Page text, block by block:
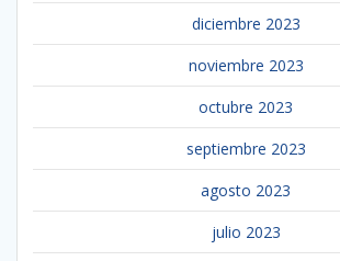
diciembre 2023
noviembre 2023
octubre 2023
septiembre 2023
agosto 2023
julio 2023